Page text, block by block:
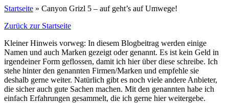
Startseite » Canyon Grizl 5 – auf geht’s auf Umwege!
Zurück zur Startseite
Kleiner Hinweis vorweg: In diesem Blogbeitrag werden einige
Namen und auch Marken gezeigt oder genannt. Es ist kein Geld in
irgendeiner Form geflossen, damit ich hier über diese schreibe. Ich
stehe hinter den genannten Firmen/Marken und empfehle sie
deshalb gerne weiter. Natürlich gibt es noch viele andere Anbieter,
die sicher auch gute Sachen machen. Mit den genannten habe ich
einfach Erfahrungen gesammelt, die ich gerne hier weitergebe.